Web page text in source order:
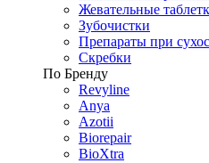
Жевательные
Зубочистки
Препараты при
Скребки
По Бренду
Revyline
Anya
Azotii
Biorepair
BioXtra